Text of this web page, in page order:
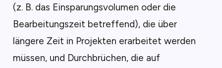
(z. B. das Einsparungsvolumen oder die
Bearbeitungszeit betreffend), die über
längere Zeit in Projekten erarbeitet werden
müssen, und Durchbrüchen, die auf